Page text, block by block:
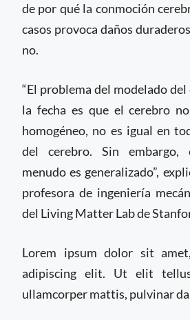
de por qué la conmoción
casos provoca daños
no.
“El problema del modelado
la fecha es que el cerebro
homogéneo, no es igual en
del cerebro. Sin
menudo es generalizado”,
profesora de ingeniería
del Living Matter Lab de
Lorem ipsum dolor sit
adipiscing elit. Ut elit
ullamcorper mattis, pulvinar